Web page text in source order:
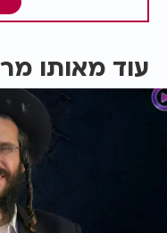
עוד מאותו